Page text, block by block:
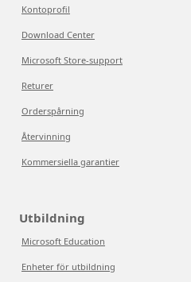
Kontoprofil
Download Center
Microsoft Store-support
Returer
Orderspårning
Återvinning
Kommersiella garantier
Utbildning
Microsoft Education
Enheter för utbildning